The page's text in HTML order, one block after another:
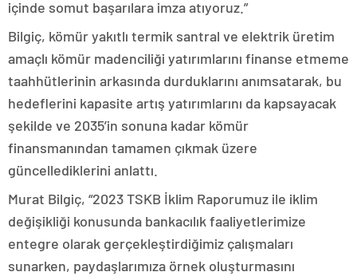
içinde somut başarılara imza atıyoruz.”
Bilgiç, kömür yakıtlı termik santral ve elektrik üretim
amaçlı kömür madenciliği yatırımlarını finanse etmeme
taahhütlerinin arkasında durduklarını anımsatarak, bu
hedeflerini kapasite artış yatırımlarını da kapsayacak
şekilde ve 2035’in sonuna kadar kömür
finansmanından tamamen çıkmak üzere
güncellediklerini anlattı.
Murat Bilgiç, “2023 TSKB İklim Raporumuz ile iklim
değişikliği konusunda bankacılık faaliyetlerimize
entegre olarak gerçekleştirdiğimiz çalışmaları
sunarken, paydaşlarımıza örnek oluşturmasını